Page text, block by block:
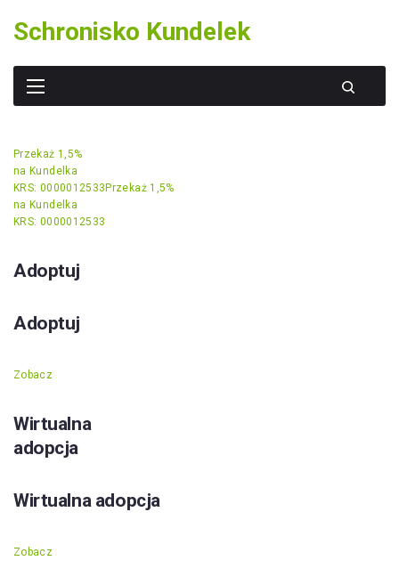
content
Schronisko Kundelek
Przekaż 1,5%
na Kundelka
KRS: 0000012533 Przekaż 1,5%
na Kundelka
KRS: 0000012533
Adoptuj
Adoptuj
Zobacz
Wirtualna
adopcja
Wirtualna adopcja
Zobacz